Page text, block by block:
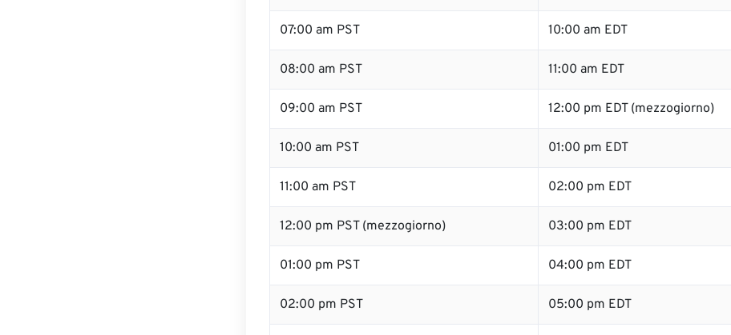
07:00 am PST 10:00 am EDT
08:00 am PST 11:00 am EDT
09:00 am PST 12:00 pm EDT (mezzogiorno)
10:00 am PST 01:00 pm EDT
11:00 am PST 02:00 pm EDT
12:00 pm PST (mezzogiorno) 03:00 pm EDT
01:00 pm PST 04:00 pm EDT
02:00 pm PST 05:00 pm EDT